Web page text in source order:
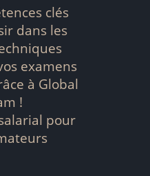
clés
dans les
examens
à Global
!
pour